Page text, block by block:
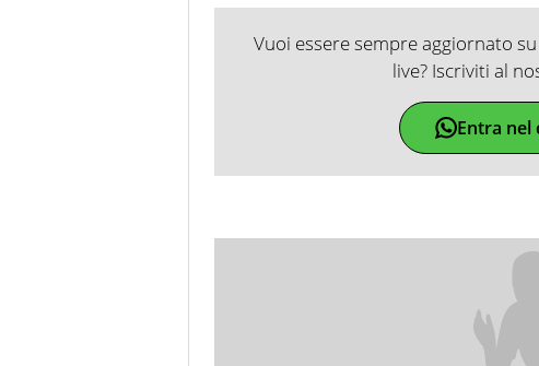
Vuoi essere sempre aggiornato
live? Iscriviti al
Entra nel